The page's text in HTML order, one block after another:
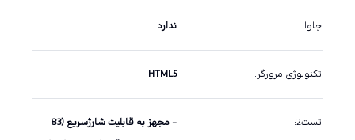
جاوا: ندارد
تکنولوژی مرورگر:
HTML5
تست2 :
- مجهز به قابلیت شارژسریع (83